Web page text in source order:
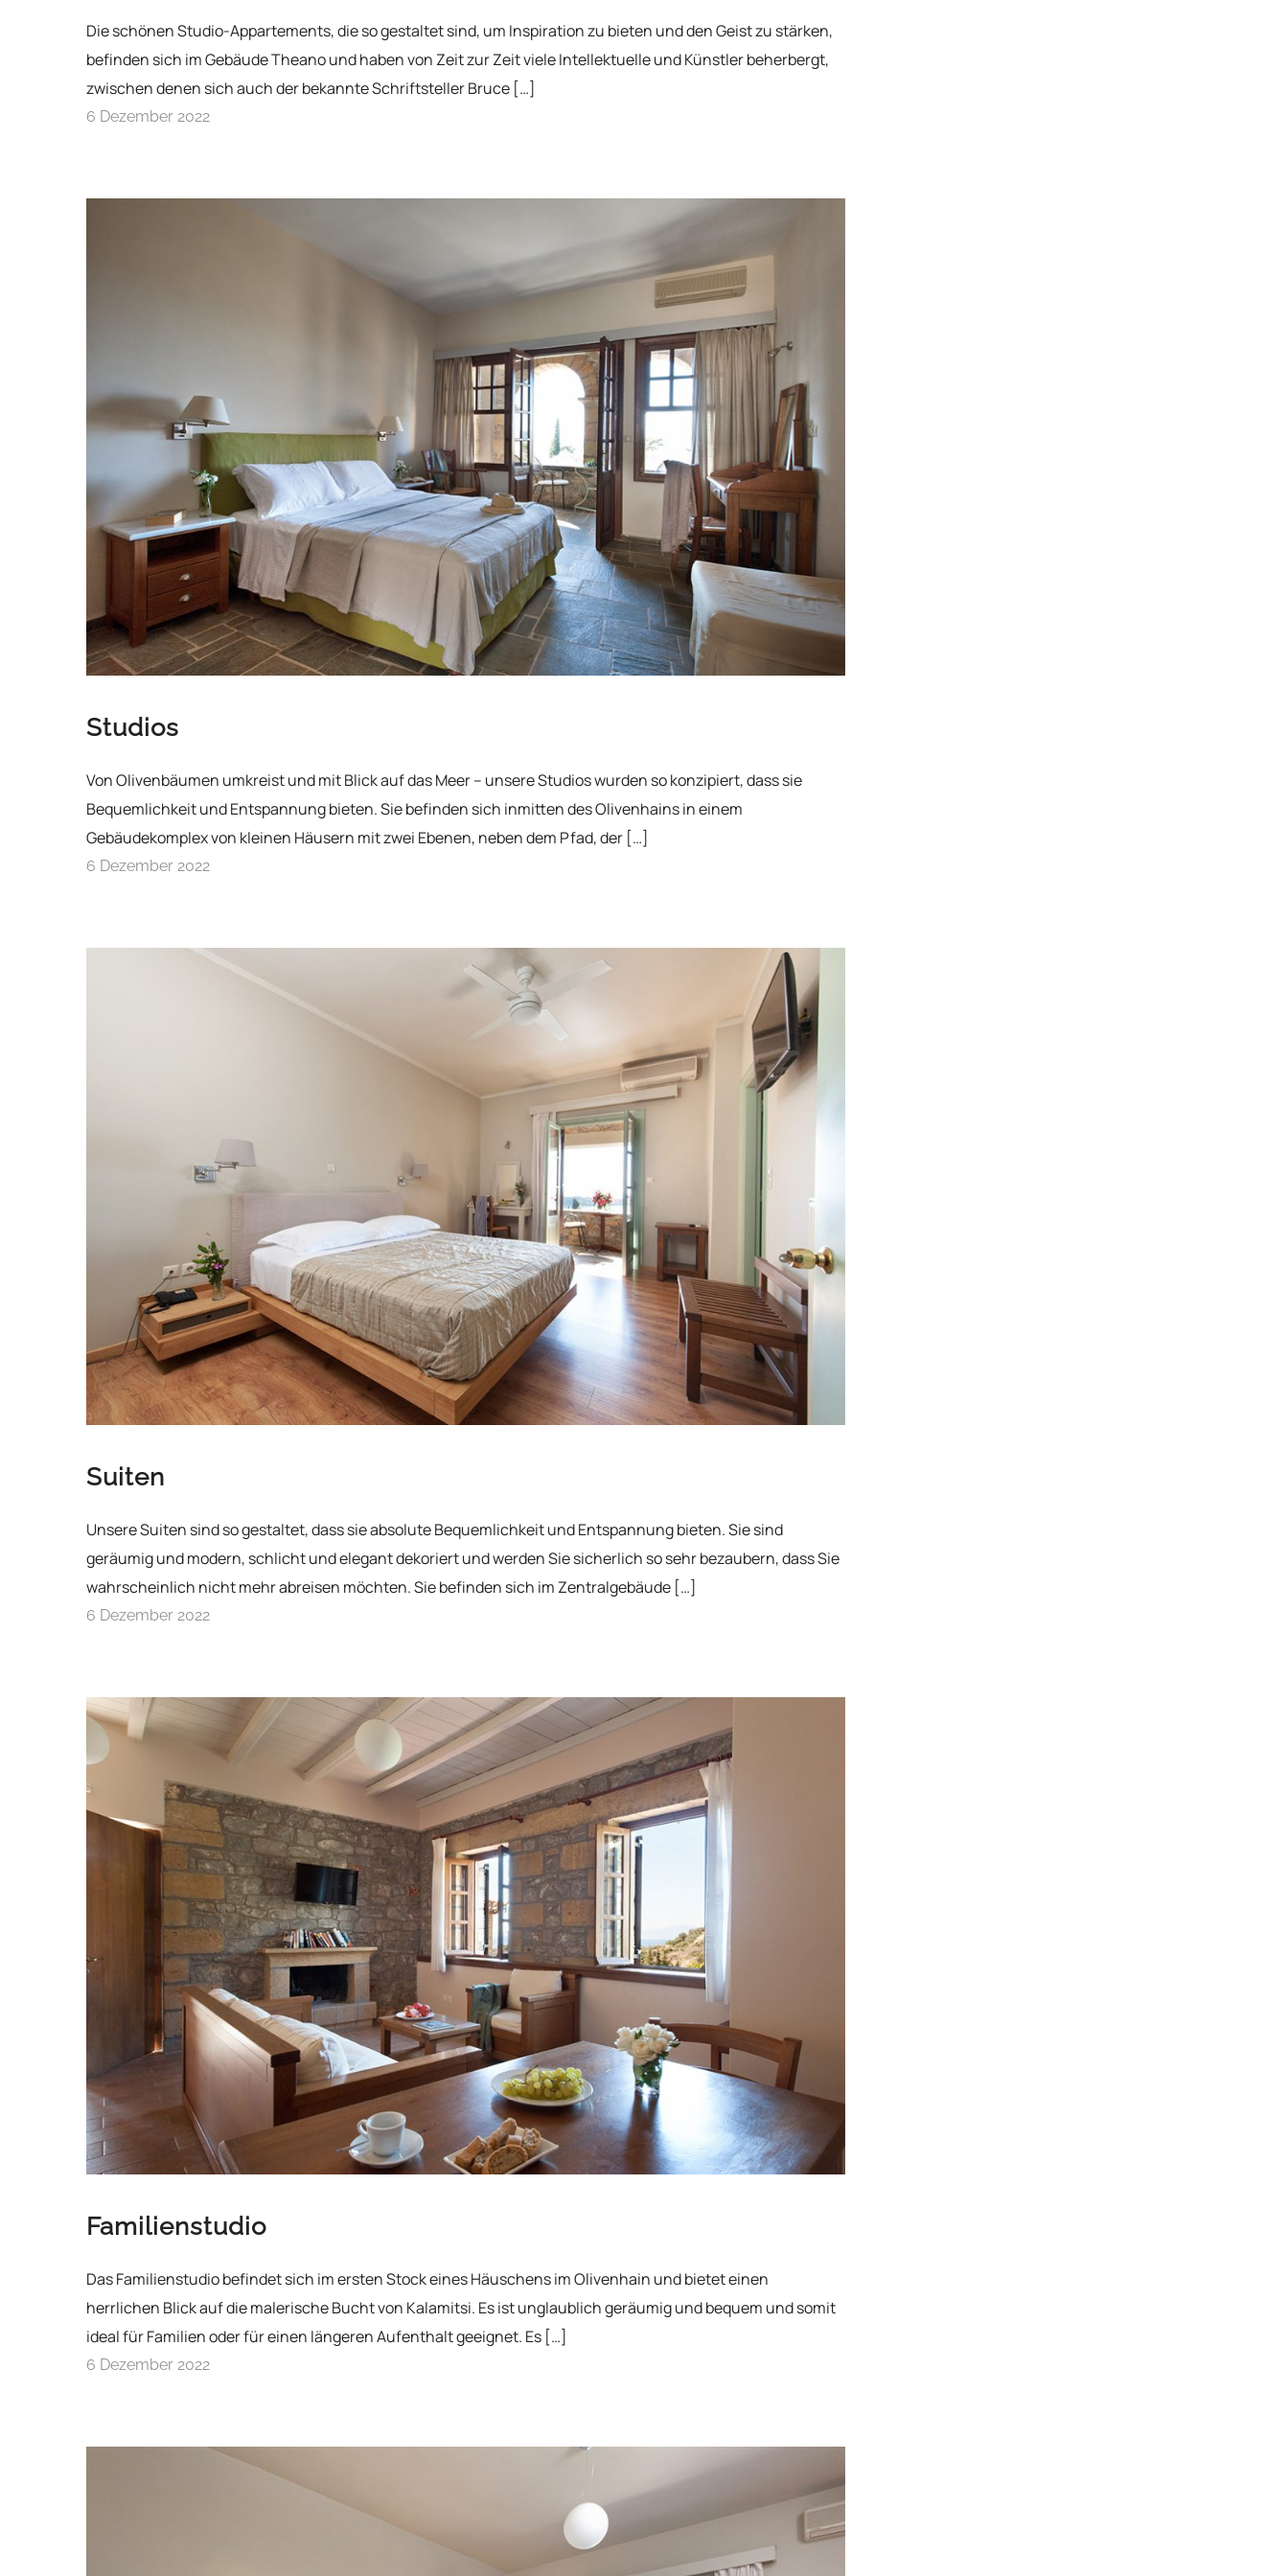
Die schönen Studio-Appartements, die so gestaltet sind, um Inspiration zu bieten und den Geist zu stärken,
befinden sich im Gebäude Theano und haben von Zeit zur Zeit viele Intellektuelle und Künstler beherbergt,
zwischen denen sich auch der bekannte Schriftsteller Bruce […]
6 Dezember 2022
Studios
Von Olivenbäumen umkreist und mit Blick auf das Meer – unsere Studios wurden so konzipiert, dass sie
Bequemlichkeit und Entspannung bieten. Sie befinden sich inmitten des Olivenhains in einem
Gebäudekomplex von kleinen Häusern mit zwei Ebenen, neben dem Pfad, der […]
6 Dezember 2022
Suiten
Unsere Suiten sind so gestaltet, dass sie absolute Bequemlichkeit und Entspannung bieten. Sie sind
geräumig und modern, schlicht und elegant dekoriert und werden Sie sicherlich so sehr bezaubern, dass Sie
wahrscheinlich nicht mehr abreisen möchten. Sie befinden sich im Zentralgebäude […]
6 Dezember 2022
Familienstudio
Das Familienstudio befindet sich im ersten Stock eines Häuschens im Olivenhain und bietet einen
herrlichen Blick auf die malerische Bucht von Kalamitsi. Es ist unglaublich geräumig und bequem und somit
ideal für Familien oder für einen längeren Aufenthalt geeignet. Es […]
6 Dezember 2022